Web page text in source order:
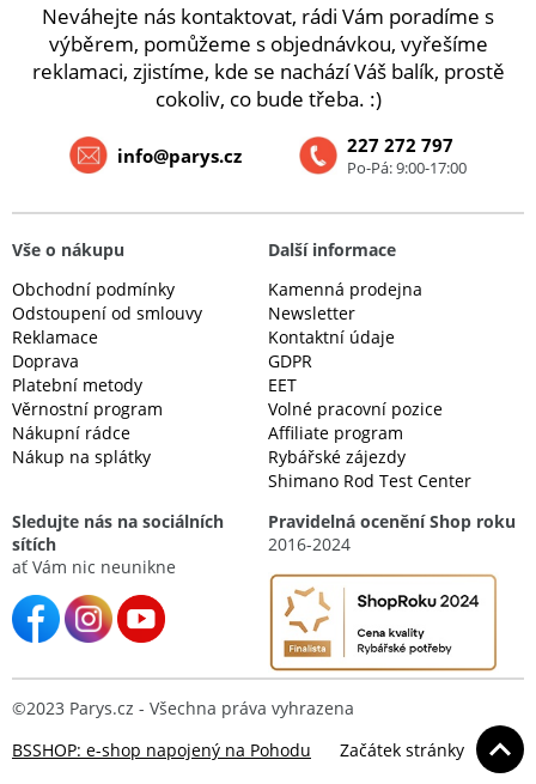
Neváhejte nás kontaktovat, rádi Vám poradíme s
výběrem, pomůžeme s objednávkou, vyřešíme
reklamaci, zjistíme, kde se nachází Váš balík, prostě
cokoliv, co bude třeba. :)
227 272 797
Po-Pá: 9:00-17:00
info@parys.cz
Vše o nákupu
Obchodní podmínky
Odstoupení od smlouvy
Reklamace
Doprava
Platební metody
Věrnostní program
Nákupní rádce
Nákup na splátky
Další informace
Kamenná prodejna
Newsletter
Kontaktní údaje
GDPR
EET
Volné pracovní pozice
Affiliate program
Rybářské zájezdy
Shimano Rod Test Center
Sledujte nás na sociálních
sítích
ať Vám nic neunikne
Pravidelná ocenění Shop roku
2016-2024
©2023 Parys.cz - Všechna práva vyhrazena
BSSHOP: e-shop napojený na Pohodu
Začátek stránky